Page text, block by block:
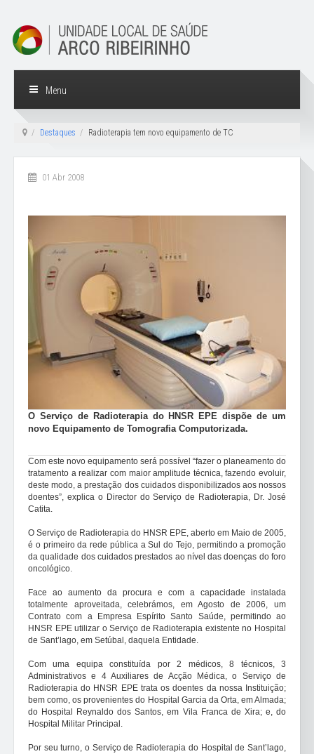
Menu
Destaques Radioterapia tem novo equipamento de TC
01 Abr 2008
O Serviço de Radioterapia do HNSR EPE dispõe de um
novo Equipamento de Tomografia Computorizada.
Com este novo equipamento será possível “fazer o planeamento do
tratamento a realizar com maior amplitude técnica, fazendo evoluir,
deste modo, a prestação dos cuidados disponibilizados aos nossos
doentes”, explica o Director do Serviço de Radioterapia, Dr. José
Catita.
O Serviço de Radioterapia do HNSR EPE, aberto em Maio de 2005,
é o primeiro da rede pública a Sul do Tejo, permitindo a promoção
da qualidade dos cuidados prestados ao nível das doenças do foro
oncológico.
Face ao aumento da procura e com a capacidade instalada
totalmente aproveitada, celebrámos, em Agosto de 2006, um
Contrato com a Empresa Espírito Santo Saúde, permitindo ao
HNSR EPE utilizar o Serviço de Radioterapia existente no Hospital
de Sant’lago, em Setúbal, daquela Entidade.
Com uma equipa constituída por 2 médicos, 8 técnicos, 3
Administrativos e 4 Auxiliares de Acção Médica, o Serviço de
Radioterapia do HNSR EPE trata os doentes da nossa Instituição;
bem como, os provenientes do Hospital Garcia da Orta, em Almada;
do Hospital Reynaldo dos Santos, em Vila Franca de Xira; e, do
Hospital Militar Principal.
Por seu turno, o Serviço de Radioterapia do Hospital de Sant’lago,